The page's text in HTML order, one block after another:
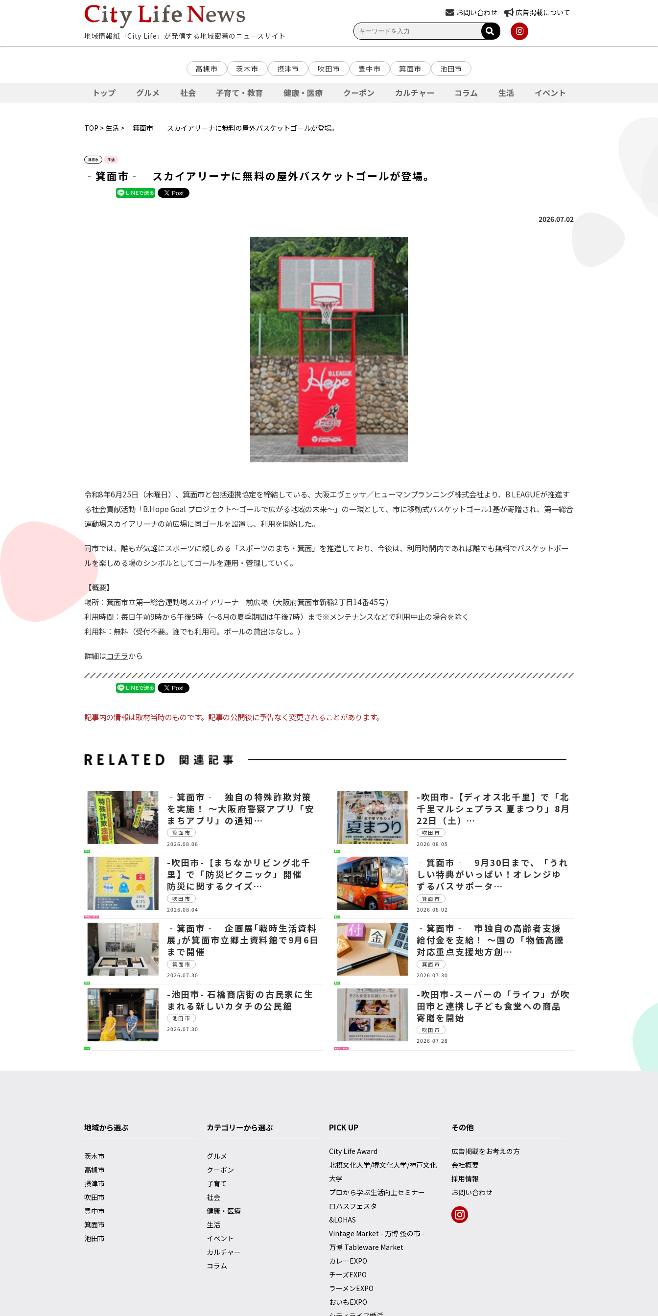
地域情報紙「City Life」が発信する地域密着のニュースサイト
お問い合わせ 広告掲載について
高槻市 茨木市 摂津市 吹田市 豊中市 箕面市 池田市
トップ グルメ 社会 子育て・教育 健康・医療 クーポン カルチャー コラム 生活 イベント
TOP > 生活 > ‐箕面市‐ スカイアリーナに無料の屋外バスケットゴールが登場。
箕面市 生活
‐箕面市‐ スカイアリーナに無料の屋外バスケットゴールが登場。
2026.07.02
令和8年6月25日（木曜日）、箕面市と包括連携協定を締結している、大阪エヴェッサ／ヒューマンプランニング株式会社より、B.LEAGUEが推進す
る社会貢献活動「B.Hope Goal プロジェクト～ゴールで広がる地域の未来～」の一環として、市に移動式バスケットゴール1基が寄贈され、第一総合
運動場スカイアリーナの前広場に同ゴールを設置し、利用を開始した。
同市では、誰もが気軽にスポーツに親しめる「スポーツのまち・箕面」を推進しており、今後は、利用時間内であれば誰でも無料でバスケットボー
ルを楽しめる場のシンボルとしてゴールを運用・管理していく。
【概要】
場所：箕面市立第一総合運動場スカイアリーナ 前広場（大阪府箕面市新稲2丁目14番45号）
利用時間：毎日午前9時から午後5時（～8月の夏季期間は午後7時）まで※メンテナンスなどで利用中止の場合を除く
利用料：無料（受付不要。誰でも利用可。ボールの貸出はなし。）
詳細はコチラから
記事内の情報は取材当時のものです。記事の公開後に予告なく変更されることがあります。
生活
‐箕面市‐ 独自の特殊詐欺対策
を実施！ ～大阪府警察アプリ「安
まちアプリ」の通知…
箕面市
2026.08.06
生活
-吹田市-【ディオス北千里】で「北
千里マルシェプラス 夏まつり」8月
22日（土）…
吹田市
2026.08.05
子育て・教育
-吹田市-【まちなかリビング北千
里】で「防災ピクニック」開催
防災に関するクイズ…
吹田市
2026.08.04
生活
‐箕面市‐ 9月30日まで、「うれ
しい特典がいっぱい！オレンジゆ
ずるバスサポータ…
箕面市
2026.08.02
生活
‐箕面市‐ 企画展｢戦時生活資料
展｣が箕面市立郷土資料館で9月6日
まで開催
箕面市
2026.07.30
生活
‐箕面市‐ 市独自の高齢者支援
給付金を支給！ ～国の「物価高騰
対応重点支援地方創…
箕面市
2026.07.30
生活
-池田市- 石橋商店街の古民家に生
まれる新しいカタチの公民館
池田市
2026.07.30
子育て・教育
-吹田市-スーパーの「ライフ」が吹
田市と連携し子ども食堂への商品
寄贈を開始
吹田市
2026.07.28
地域から選ぶ
茨木市
高槻市
摂津市
吹田市
豊中市
箕面市
池田市
カテゴリーから選ぶ
グルメ
クーポン
子育て
社会
健康・医療
生活
イベント
カルチャー
コラム
PICK UP
City Life Award
北摂文化大学/堺文化大学/神戸文化
大学
プロから学ぶ生活向上セミナー
ロハスフェスタ
&LOHAS
Vintage Market - 万博 蚤の市 -
万博 Tableware Market
カレーEXPO
チーズEXPO
ラーメンEXPO
おいもEXPO
その他
広告掲載をお考えの方
会社概要
採用情報
お問い合わせ